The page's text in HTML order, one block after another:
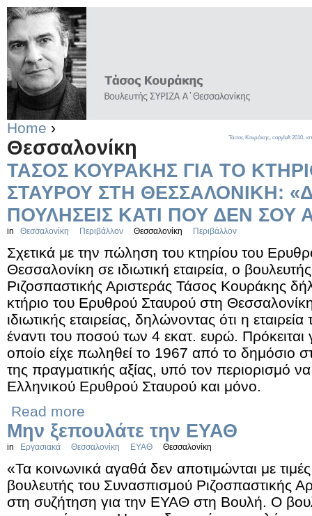
Home ›
Θεσσαλονίκη
ΤΑΣΟΣ ΚΟΥΡΑΚΗΣ ΓΙΑ ΤΟ
ΣΤΑΥΡΟΥ ΣΤΗ ΘΕΣΣΑΛΟΝΙΚΗ:
ΠΟΥΛΗΣΕΙΣ ΚΑΤΙ ΠΟΥ ΔΕΝ ΣΟΥ
in Θεσσαλονίκη Περιβάλλον Θεσσαλονίκη Περιβάλλον
Σχετικά με την πώληση του κτηρίου του
Θεσσαλονίκη σε ιδιωτική εταιρεία, ο
Ριζοσπαστικής Αριστεράς Τάσος Κουράκης
κτήριο του Ερυθρού Σταυρού στη
ιδιωτικής εταιρείας, δηλώνοντας ότι η
έναντι του ποσού των 4 εκατ. ευρώ. Πρόκειται
οποίο είχε πωληθεί το 1967 από το δημόσιο
της πραγματικής αξίας, υπό τον περιορισμό να
Ελληνικού Ερυθρού Σταυρού και μόνο.
Read more
Μην ξεπουλάτε την ΕΥΑΘ
in Εργασιακά Θεσσαλονίκη ΕΥΑΘ Θεσσαλονίκη
«Τα κοινωνικά αγαθά δεν αποτιμώνται με
βουλευτής του Συνασπισμού Ριζοσπαστικής
στη συζήτηση για την ΕΥΑΘ στη Βουλή. Ο
Τάσος Κουράκης, copyleft 2010,